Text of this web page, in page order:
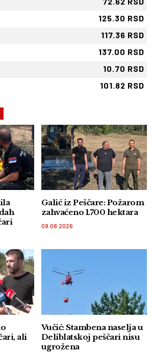
125.30 RSD
117.36 RSD
137.00 RSD
10.70 RSD
101.82 RSD
Galić iz Peščare: Požarom
zahvaćeno 1.700 hektara
09.08.2026
ali
Vučić: Stambena naselja u
Deliblatskoj peščari nisu
ugrožena